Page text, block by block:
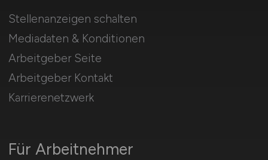
Für Arbeitnehmer
Stellenanzeigen schalten
Mediadaten & Konditionen
Arbeitgeber Seite
Arbeitgeber Kontakt
Karrierenetzwerk